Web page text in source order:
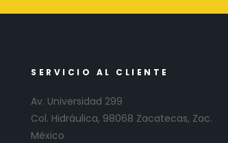
SERVICIO AL CLIENTE
Av. Universidad 299
Col. Hidráulica, 98068 Zacatecas, Zac.
México